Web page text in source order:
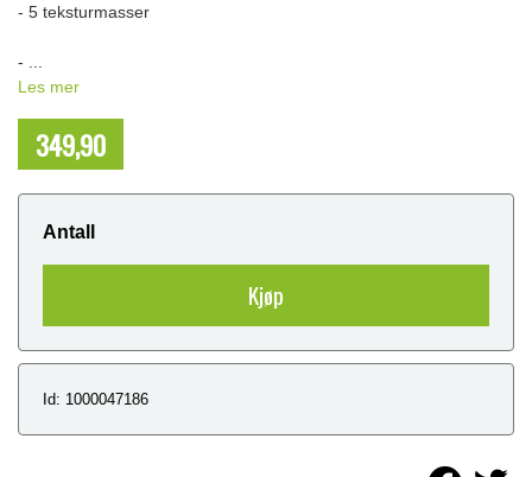
- 5 teksturmasser
- ...
Les mer
349,90
Antall
Kjøp
Id: 1000047186